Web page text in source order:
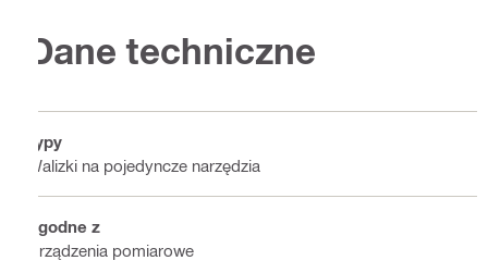
Dane techniczne
Typy
Walizki na pojedyncze narzędzia
Zgodne z
Urządzenia pomiarowe